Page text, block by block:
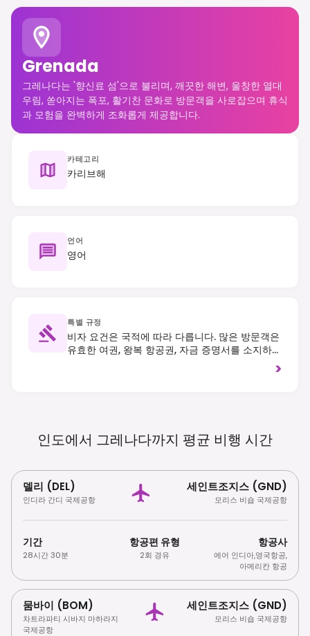
Grenada
그레나다는 '향신료 섬'으로 불리며, 깨끗한 해변, 울창한 열대
우림, 쏟아지는 폭포, 활기찬 문화로 방문객을 사로잡으며 휴식
과 모험을 완벽하게 조화롭게 제공합니다.
카테고리
카리브해
언어
영어
특별 규정
비자 요건은 국적에 따라 다릅니다. 많은 방문객은
유효한 여권, 왕복 항공권, 자금 증명서를 소지하면
측 통행을 준수하며 현지 관습을 존중하는 것이 좋>
인도에서 그레나다까지 평균 비행 시간
델리 (DEL)
인디라 간디 국제공항
세인트조지스 (GND)
모리스 비숍 국제공항
기간
28시간 30분
항공편 유형
2회 경유
항공사
에어 인디아,영국항공,
아메리칸 항공
뭄바이 (BOM)
차트라파티 시바지 마하라지
국제공항
세인트조지스 (GND)
모리스 비숍 국제공항